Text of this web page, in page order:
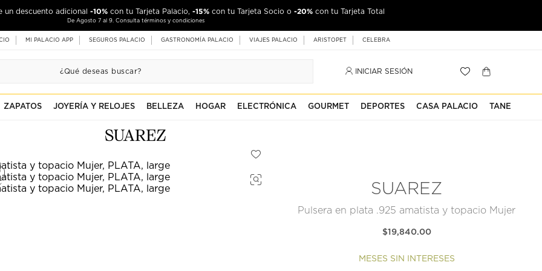
un descuento adicional -10% con tu Tarjeta Palacio, -15% con tu Tarjeta Socio o -20% con tu Tarjeta Total
De Agosto 7 al 9. Consulta términos y condiciones
MI PALACIO APP SEGUROS PALACIO GASTRONOMÍA PALACIO VIAJES PALACIO ARISTOPET CELEBRA
INICIAR SESIÓN
ZAPATOS JOYERÍA Y RELOJES BELLEZA HOGAR ELECTRÓNICA GOURMET DEPORTES CASA PALACIO TANE
SUAREZ
Pulsera en plata .925 amatista y topacio Mujer
$19,840.00
MESES SIN INTERESES